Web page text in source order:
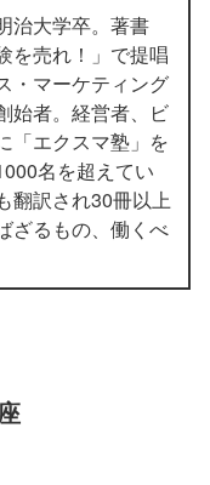
治大学卒。著書
を売れ！」で提唱
・マーケティング
始者。経営者、ビ
「エクスマ塾」を
名を超えてい
翻訳され30冊以上
ざるもの、働くべ